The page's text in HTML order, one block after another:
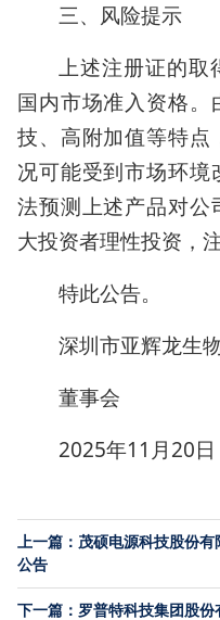
三、风险提示
上述注册证的取
国内市场准入资格
技、高附加值等特点
况可能受到市场环
法预测上述产品对公
大投资者理性投资，
特此公告。
深圳市亚辉龙生
董事会
2025年11月20日
上一篇：茂硕电源科技股份
公告
下一篇：罗普特科技集团股